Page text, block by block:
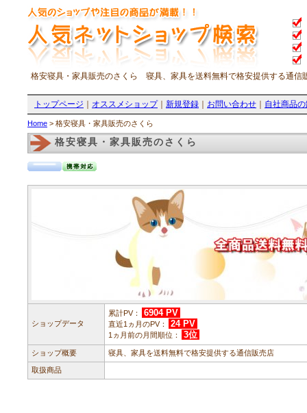
格安寝具・家具販売のさくら 寝具、家具を送料無料で格安提供する通信
トップページ オススメショップ｜ 新規登録 お問い合わせ 自社商品
Home > 格安寝具・家具販売のさくら
格安寝具・家具販売のさくら
ショップデータ
累計PV： 6904 PV
直近1ヵ月のPV： 24 PV
1ヵ月前の月間順位： 3位
ショップ概要 寝具、家具を送料無料で格安提供する通信販売店
取扱商品